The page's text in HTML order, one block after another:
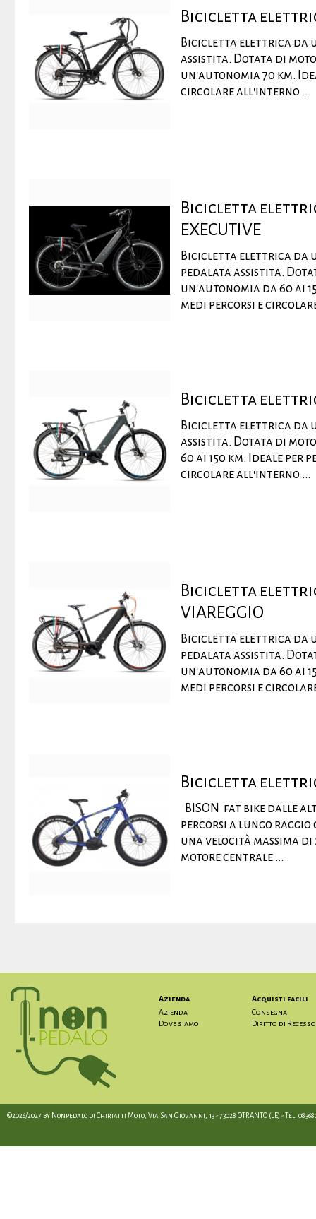
Bicicletta
Bicicletta elettrica da
assistita. Dotata di
un'autonomia 70 km.
circolare all'interno ...
Bicicletta
EXECUTIVE
Bicicletta elettrica da
pedalata assistita.
un'autonomia da 60 ai
medi percorsi e
Bicicletta
Bicicletta elettrica da
assistita. Dotata di
60 ai 150 km. Ideale per
circolare all'interno ...
Bicicletta
VIAREGGIO
Bicicletta elettrica da
pedalata assistita.
un'autonomia da 60 ai
medi percorsi e
Bicicletta
BISON fat bike dalle
percorsi a lungo raggio
una velocità massima
motore centrale ...
Azienda
Azienda
Dove siamo
Acquisti facili
Consegna
Diritto di Recesso
©2026/2027 by Nonpedalo di Chiriatti Moto, Via San Giovanni, 13 - 73028 OTRANTO (LE) - Tel.